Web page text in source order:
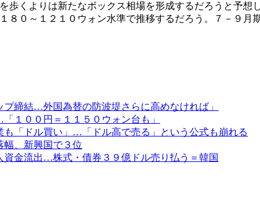
歩くよりは新たなボックス相場を形成するだろうと予
８０～１２１０ウォン水準で推移するだろう。７－９
締結…外国為替の防波堤さらに高めなければ」
１００円＝１１５０ウォン台も」
も「ドル買い」…「ドル高で売る」という公式も崩れる
幅、新興国で３位
資金流出…株式・債券３９億ドル売り払う＝韓国